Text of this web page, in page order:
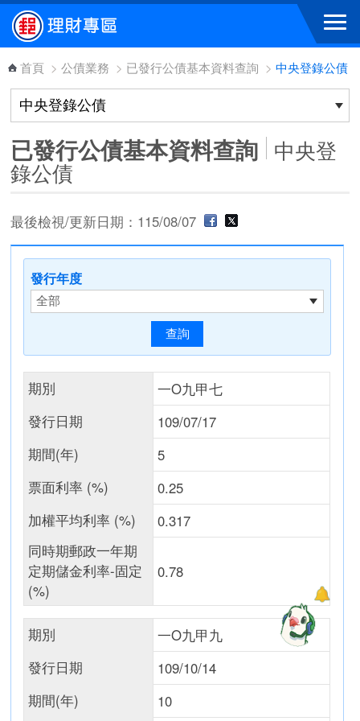
跳到主要內容區塊
首頁 > 公債業務 > 已發行公債基本資料查詢 > 中央登錄公債
已發行公債基本資料查詢 中央登
錄公債
最後檢視/更新日期：115/08/07
發行年度
期別
一O九甲七
發行日期
109/07/17
期間(年)
5
票面利率 (%)
0.25
加權平均利率 (%)
0.317
同時期郵政一年期
定期儲金利率-固定
(%)
0.78
期別
一O九甲九
發行日期
109/10/14
期間(年)
10